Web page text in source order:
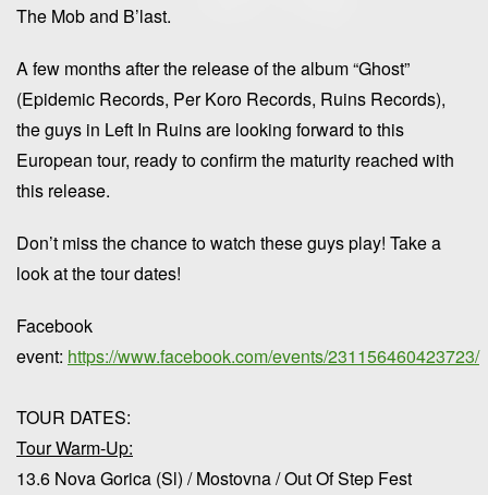
The Mob and B’last.
A few months after the release of the album “Ghost”
(Epidemic Records, Per Koro Records, Ruins Records),
the guys in Left In Ruins are looking forward to this
European tour, ready to confirm the maturity reached with
this release.
Don’t miss the chance to watch these guys play! Take a
look at the tour dates!
Facebook
event: https://www.facebook.com/events/231156460423723/
TOUR DATES:
Tour Warm-Up:
13.6 Nova Gorica (Sl) / Mostovna / Out Of Step Fest